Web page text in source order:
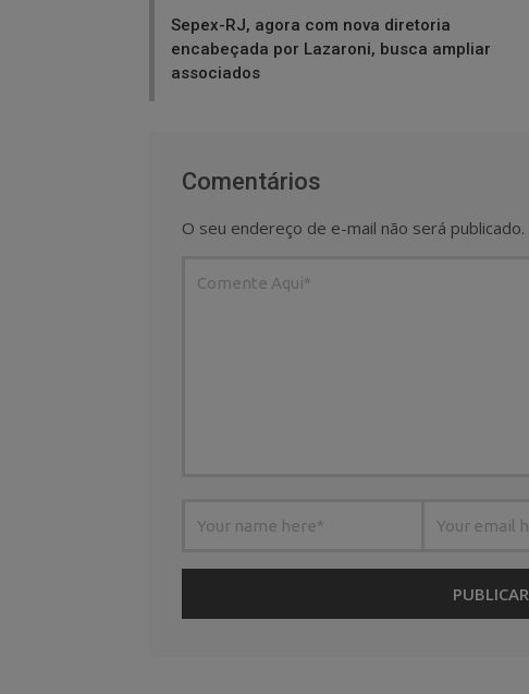
Sepex-RJ, agora com nova diretoria
encabeçada por Lazaroni, busca ampliar
associados
Comentários
O seu endereço de e-mail não será publicado.